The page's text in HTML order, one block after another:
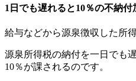
1日でも遅れると10％の不納付
給与などから源泉徴収した所
源泉所得税の納付を一日でも
10％が課されるのです。